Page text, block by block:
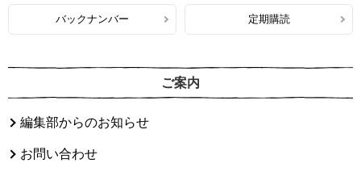
バックナンバー 定期購読
ご案内
編集部からのお知らせ
お問い合わせ